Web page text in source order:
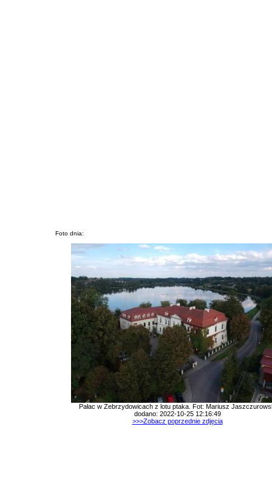
Foto dnia:
Pałac w Zebrzydowicach z lotu ptaka. Fot: Mariusz
dodano: 2022-10-25 12:16:49
>>>Zobacz poprzednie zdjęcia